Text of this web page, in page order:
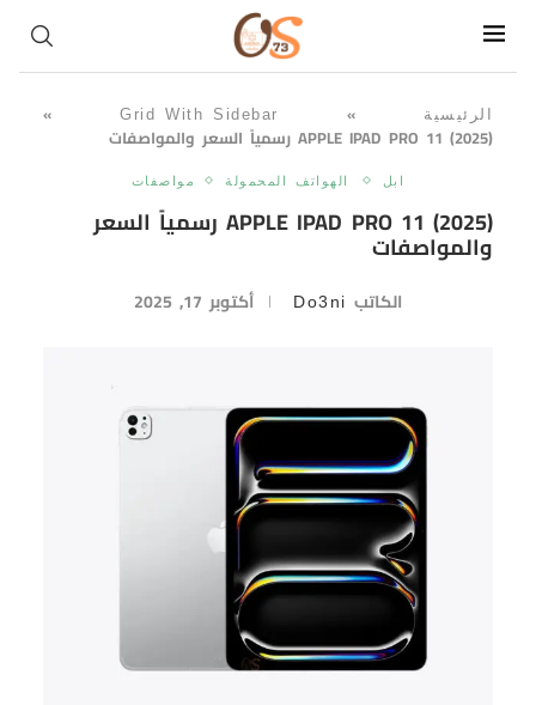
الرئيسية »
Grid With Sidebar
»
APPLE IPAD PRO 11 (2025) رسمياً السعر والمواصفات
ابل الهواتف المحمولة مواصفات
APPLE IPAD PRO 11 (2025) رسمياً السعر
والمواصفات
الكاتب Do3ni أكتوبر 17, 2025